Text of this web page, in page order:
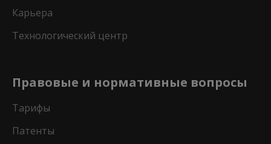
Карьера
Технологический центр
Правовые и нормативные вопросы
Тарифы
Патенты